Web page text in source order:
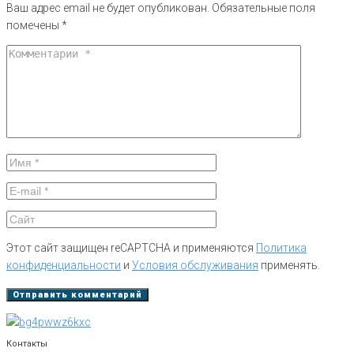
Ваш адрес email не будет опубликован. Обязательные поля
помечены *
Этот сайт защищен reCAPTCHA и применяются Политика
конфиденциальности и Условия обслуживания применять.
Контакты